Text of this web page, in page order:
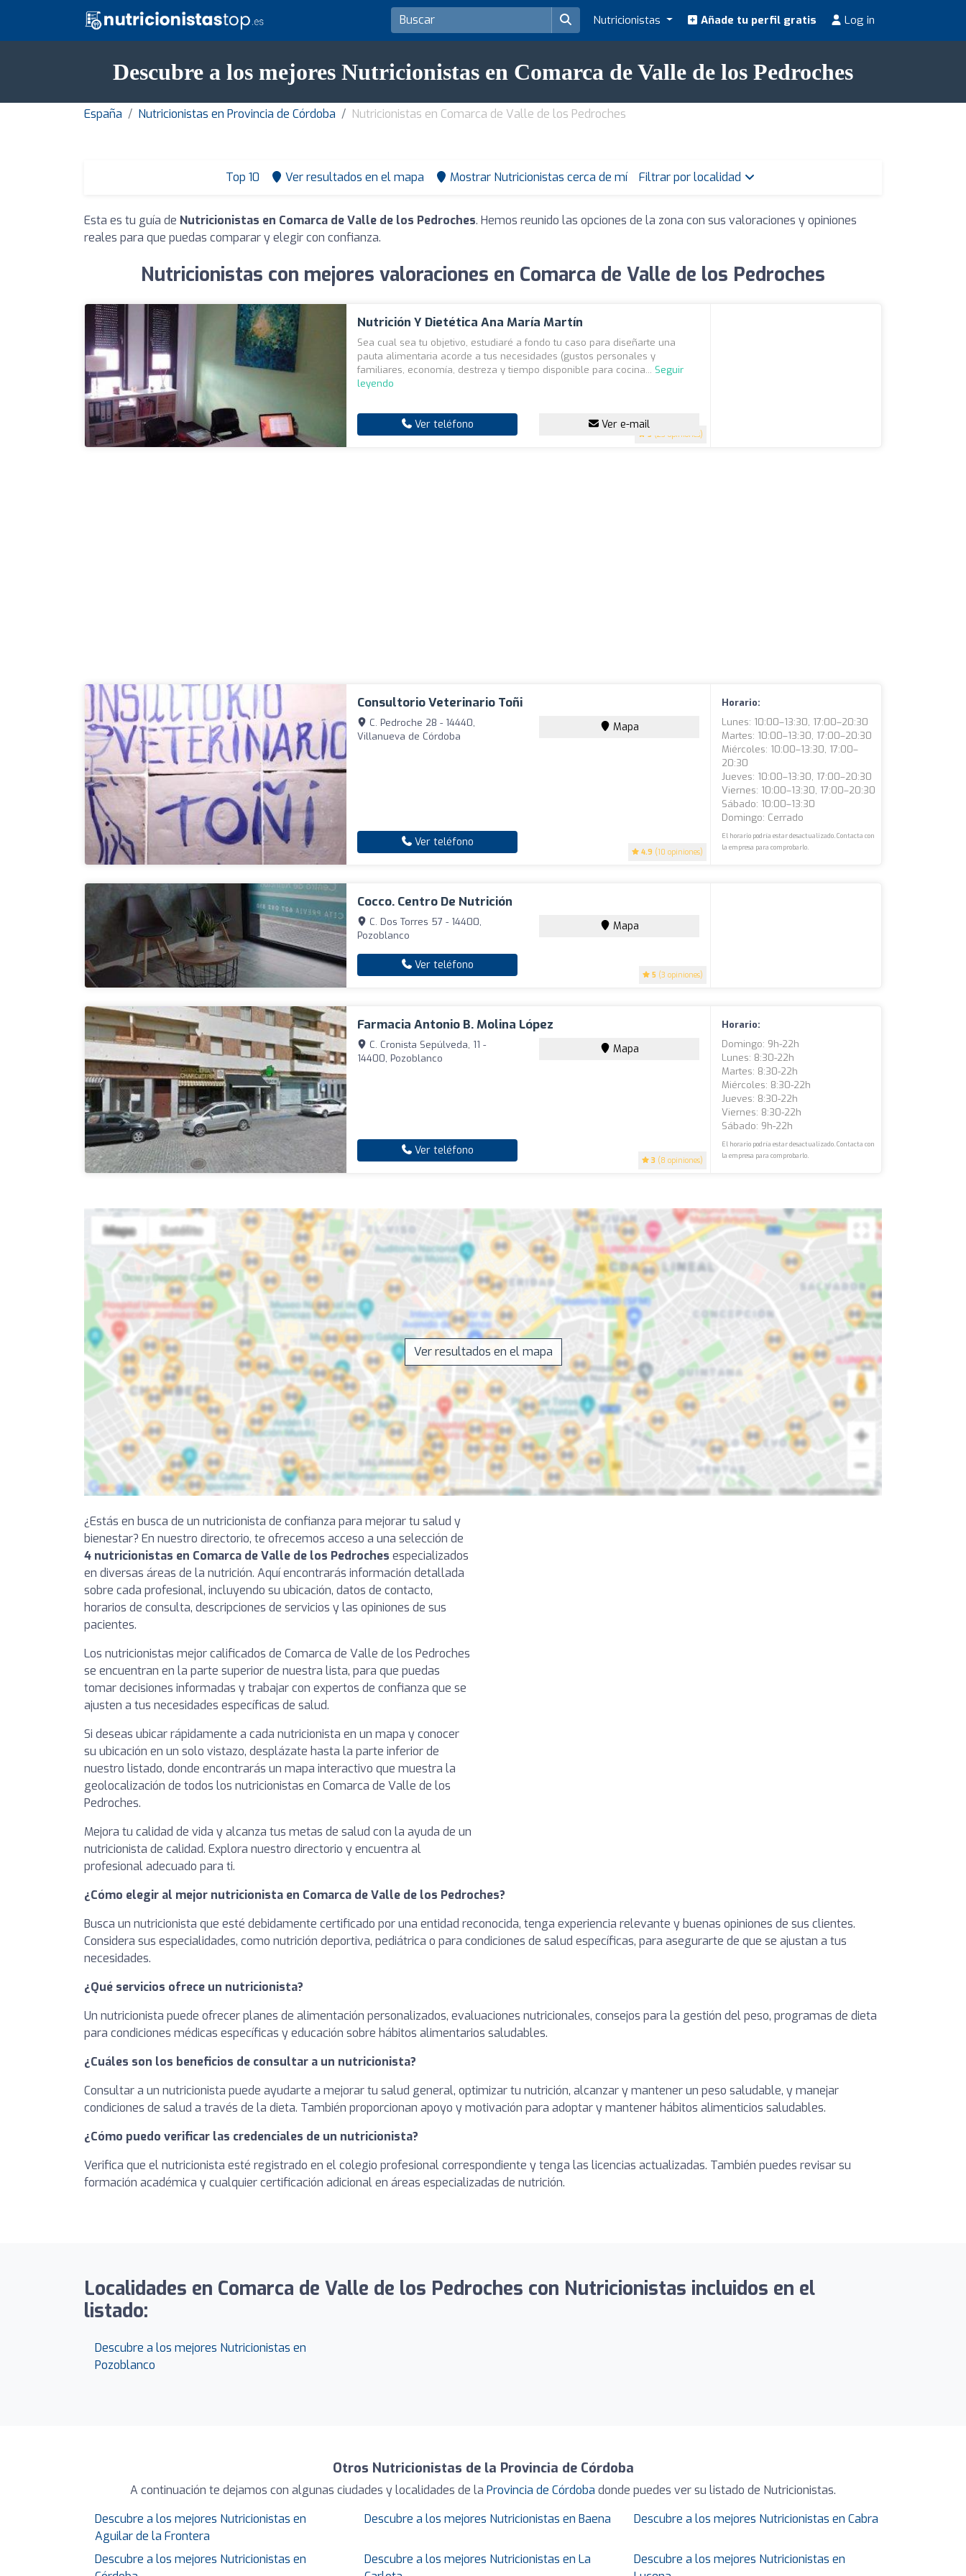
Nutricionistas Añade tu perfil gratis Log in
Descubre a los mejores Nutricionistas en Comarca de Valle de los Pedroches
España Nutricionistas en Provincia de Córdoba Nutricionistas en Comarca de Valle de los Pedroches
Top 10 Ver resultados en el mapa Mostrar Nutricionistas cerca de mí Filtrar por localidad
Esta es tu guía de Nutricionistas en Comarca de Valle de los Pedroches. Hemos reunido las opciones de la zona con sus valoraciones y opiniones
reales para que puedas comparar y elegir con confianza.
Nutricionistas con mejores valoraciones en Comarca de Valle de los Pedroches
Nutrición Y Dietética Ana María Martín
5 (23 opiniones)
Sea cual sea tu objetivo, estudiaré a fondo tu caso para diseñarte una
pauta alimentaria acorde a tus necesidades (gustos personales y
familiares, economía, destreza y tiempo disponible para cocina... Seguir
leyendo
Ver teléfono Ver e-mail
Consultorio Veterinario Toñi
4.9 (10 opiniones)
C. Pedroche 28 - 14440,
Villanueva de Córdoba
Mapa
Ver teléfono
Horario:
Lunes: 10:00–13:30, 17:00–20:30
Martes: 10:00–13:30, 17:00–20:30
Miércoles: 10:00–13:30, 17:00–
20:30
Jueves: 10:00–13:30, 17:00–20:30
Viernes: 10:00–13:30, 17:00–20:30
Sábado: 10:00–13:30
Domingo: Cerrado
El horario podría estar desactualizado. Contacta con
la empresa para comprobarlo.
Cocco. Centro De Nutrición
5 (3 opiniones)
C. Dos Torres 57 - 14400,
Pozoblanco
Mapa
Ver teléfono
Farmacia Antonio B. Molina López
3 (8 opiniones)
C. Cronista Sepúlveda, 11 -
14400, Pozoblanco
Mapa
Ver teléfono
Horario:
Domingo: 9h-22h
Lunes: 8:30-22h
Martes: 8:30-22h
Miércoles: 8:30-22h
Jueves: 8:30-22h
Viernes: 8:30-22h
Sábado: 9h-22h
El horario podría estar desactualizado. Contacta con
la empresa para comprobarlo.
Ver resultados en el mapa
¿Estás en busca de un nutricionista de confianza para mejorar tu salud y
bienestar? En nuestro directorio, te ofrecemos acceso a una selección de
4 nutricionistas en Comarca de Valle de los Pedroches especializados
en diversas áreas de la nutrición. Aquí encontrarás información detallada
sobre cada profesional, incluyendo su ubicación, datos de contacto,
horarios de consulta, descripciones de servicios y las opiniones de sus
pacientes.
Los nutricionistas mejor calificados de Comarca de Valle de los Pedroches
se encuentran en la parte superior de nuestra lista, para que puedas
tomar decisiones informadas y trabajar con expertos de confianza que se
ajusten a tus necesidades específicas de salud.
Si deseas ubicar rápidamente a cada nutricionista en un mapa y conocer
su ubicación en un solo vistazo, desplázate hasta la parte inferior de
nuestro listado, donde encontrarás un mapa interactivo que muestra la
geolocalización de todos los nutricionistas en Comarca de Valle de los
Pedroches.
Mejora tu calidad de vida y alcanza tus metas de salud con la ayuda de un
nutricionista de calidad. Explora nuestro directorio y encuentra al
profesional adecuado para ti.
¿Cómo elegir al mejor nutricionista en Comarca de Valle de los Pedroches?
Busca un nutricionista que esté debidamente certificado por una entidad reconocida, tenga experiencia relevante y buenas opiniones de sus clientes.
Considera sus especialidades, como nutrición deportiva, pediátrica o para condiciones de salud específicas, para asegurarte de que se ajustan a tus
necesidades.
¿Qué servicios ofrece un nutricionista?
Un nutricionista puede ofrecer planes de alimentación personalizados, evaluaciones nutricionales, consejos para la gestión del peso, programas de dieta
para condiciones médicas específicas y educación sobre hábitos alimentarios saludables.
¿Cuáles son los beneficios de consultar a un nutricionista?
Consultar a un nutricionista puede ayudarte a mejorar tu salud general, optimizar tu nutrición, alcanzar y mantener un peso saludable, y manejar
condiciones de salud a través de la dieta. También proporcionan apoyo y motivación para adoptar y mantener hábitos alimenticios saludables.
¿Cómo puedo verificar las credenciales de un nutricionista?
Verifica que el nutricionista esté registrado en el colegio profesional correspondiente y tenga las licencias actualizadas. También puedes revisar su
formación académica y cualquier certificación adicional en áreas especializadas de nutrición.
Localidades en Comarca de Valle de los Pedroches con Nutricionistas incluidos en el
listado:
Descubre a los mejores Nutricionistas en
Pozoblanco
Otros Nutricionistas de la Provincia de Córdoba
A continuación te dejamos con algunas ciudades y localidades de la Provincia de Córdoba donde puedes ver su listado de Nutricionistas.
Descubre a los mejores Nutricionistas en
Aguilar de la Frontera
Descubre a los mejores Nutricionistas en Baena Descubre a los mejores Nutricionistas en Cabra
Descubre a los mejores Nutricionistas en
Descubre a los mejores Nutricionistas en La
Descubre a los mejores Nutricionistas en